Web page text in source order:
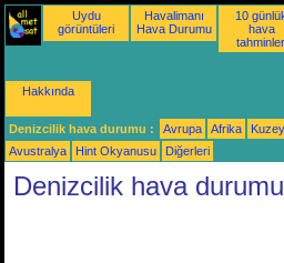
Uydu
görüntüleri
Havalimanı
Hava Durumu
10
hava
Hakkında
Denizcilik hava durumu : Avrupa Afrika
Avustralya
Hint Okyanusu Diğerleri
Denizcilik hava